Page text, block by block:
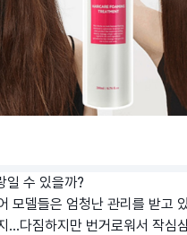
일 수 있을까?
모델들은 엄청난 관리를 받고
...다짐하지만 번거로워서 작심